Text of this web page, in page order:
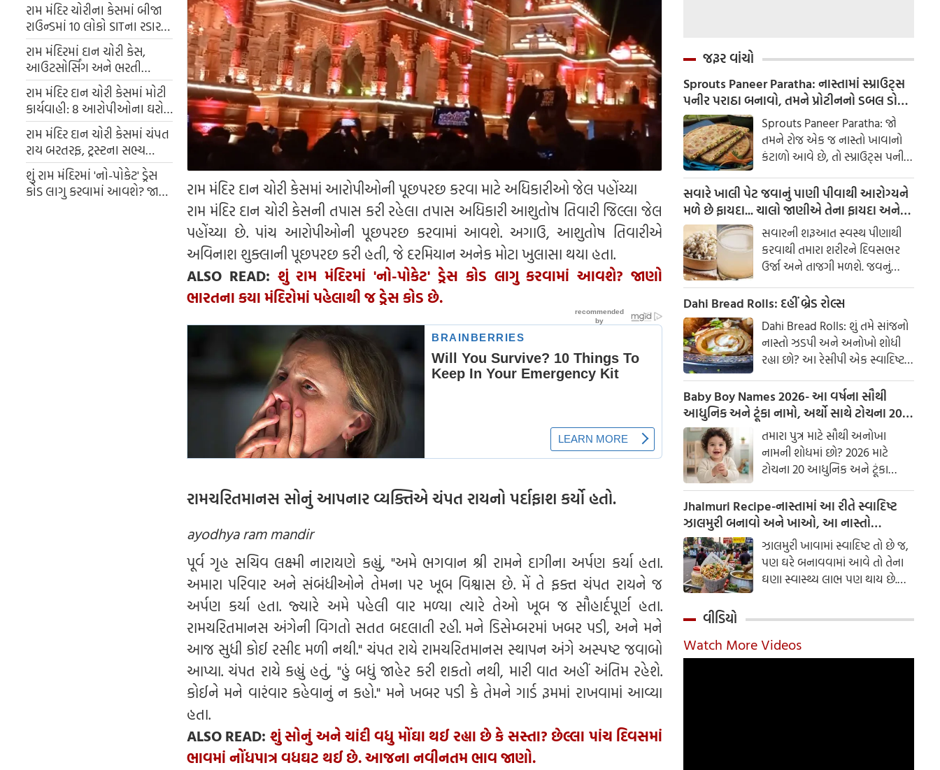
રામ મંદિર ચોરીના કેસમાં બીજા
રાઉન્ડમાં 10 લોકો SITના રડાર
પર, અનિલ મિશ્રાની કરવામાં
આવશે પૂછપરછ, ચંપત રાયની
ફરી પૂછપરછ
રામ મંદિરમાં દાન ચોરી કેસ,
આઉટસોર્સિંગ અને ભરતી
પ્રક્રિયામાં વારાણસી કનેક્શન
બહાર આવ્યું છે.
રામ મંદિર દાન ચોરી કેસમાં મોટી
કાર્યવાહી: 8 આરોપીઓના ઘરો
પર ઝડપી દરોડા, ₹80 લાખ
રોકડા મળી આવ્યા
રામ મંદિર દાન ચોરી કેસમાં ચંપત
રાય બરતરફ, ટ્રસ્ટના સભ્ય
અનિલ મિશ્રાએ પણ રાજીનામું
આપ્યું
શું રામ મંદિરમાં 'નો-પોકેટ' ડ્રેસ
કોડ લાગુ કરવામાં આવશે? જાણો
રામ મંદિર દાન ચોરી કેસમાં આરોપીઓની પૂછપરછ કરવા માટે અધિકારીઓ જેલ પહોંચ્યા
રામ મંદિર દાન ચોરી કેસની તપાસ કરી રહેલા તપાસ અધિકારી આશુતોષ તિવારી જિલ્લા જેલ
પહોંચ્યા છે. પાંચ આરોપીઓની પૂછપરછ કરવામાં આવશે. અગાઉ, આશુતોષ તિવારીએ
અવિનાશ શુક્લાની પૂછપરછ કરી હતી, જે દરમિયાન અનેક મોટા ખુલાસા થયા હતા.
ALSO READ: શું રામ મંદિરમાં 'નો-પોકેટ' ડ્રેસ કોડ લાગુ કરવામાં આવશે? જાણો
ભારતના કયા મંદિરોમાં પહેલાથી જ ડ્રેસ કોડ છે.
રામચરિતમાનસ સોનું આપનાર વ્યક્તિએ ચંપત રાયનો પર્દાફાશ કર્યો હતો.
ayodhya ram mandir
પૂર્વ ગૃહ સચિવ લક્ષ્મી નારાયણે કહ્યું, "અમે ભગવાન શ્રી રામને દાગીના અર્પણ કર્યા હતા.
અમારા પરિવાર અને સંબંધીઓને તેમના પર ખૂબ વિશ્વાસ છે. મેં તે ફક્ત ચંપત રાયને જ
અર્પણ કર્યા હતા. જ્યારે અમે પહેલી વાર મળ્યા ત્યારે તેઓ ખૂબ જ સૌહાર્દપૂર્ણ હતા.
રામચરિતમાનસ અંગેની વિગતો સતત બદલાતી રહી. મને ડિસેમ્બરમાં ખબર પડી, અને મને
આજ સુધી કોઈ રસીદ મળી નથી." ચંપત રાયે રામચરિતમાનસ સ્થાપન અંગે અસ્પષ્ટ જવાબો
આપ્યા. ચંપત રાયે કહ્યું હતું, "હું બધું જાહેર કરી શકતો નથી, મારી વાત અહીં અંતિમ રહેશે.
કોઈને મને વારંવાર કહેવાનું ન કહો." મને ખબર પડી કે તેમને ગાર્ડ રૂમમાં રાખવામાં આવ્યા
હતા.
ALSO READ: શું સોનું અને ચાંદી વધુ મોંઘા થઈ રહ્યા છે કે સસ્તા? છેલ્લા પાંચ દિવસમાં
ભાવમાં નોંધપાત્ર વધઘટ થઈ છે. આજના નવીનતમ ભાવ જાણો.
જરૂર વાંચો
Sprouts Paneer Paratha: નાસ્તામાં સ્પ્રાઉટ્સ
પનીર પરાઠા બનાવો, તમને પ્રોટીનનો ડબલ ડોઝ
મળશે
Sprouts Paneer Paratha: જો
તમને રોજ એક જ નાસ્તો ખાવાનો
કંટાળો આવે છે, તો સ્પ્રાઉટ્સ પનીર
પરાઠા બનાવવાનો પ્રયાસ કરો. તે
માત્ર સ્વાદિષ્ટ જ નથી પણ તમારા
સ્વાસ્થ્ય માટે અતિ ફાયદાકારક પણ
સવારે ખાલી પેટ જવાનું પાણી પીવાથી આરોગ્યને
મળે છે ફાયદા... ચાલો જાણીએ તેના ફાયદા અને
ઉપયોગ કરવાની યોગ્ય રીતસવારની શરૂઆત સ્વસ્થ પીણાથી
કરવાથી તમારા શરીરને દિવસભર
ઉર્જા અને તાજગી મળશે. જવનું
પાણી એક ઉત્તમ ઘરેલું ઉપાય
માનવામાં આવે છે, જે ખાસ કરીને
ઉનાળામાં ઠંડક આપે છે
Dahi Bread Rolls: દહીં બ્રેડ રોલ્સ
Dahi Bread Rolls: શું તમે સાંજનો
નાસ્તો ઝડપી અને અનોખો શોધી
રહ્યા છો? આ રેસીપી એક સ્વાદિષ્ટ
વિકલ્પ આપે છે જે બહારથી ક્રિસ્પી
અને અંદરથી અતિ નરમ છે. મસાલા
અને ક્રીમી ટેક્સચરનું સંપૂર્ણ મિશ્રણ
તેને બધી ઉંમરના લોકોમાં પ્રિય
બનાવે છે.
Baby Boy Names 2026- આ વર્ષના સૌથી
આધુનિક અને ટૂંકા નામો, અર્થો સાથે ટોચના 20
નામોની યાદી જુઓ.તમારા પુત્ર માટે સૌથી અનોખા
નામની શોધમાં છો? 2026 માટે
ટોચના 20 આધુનિક અને ટૂંકા
બાળક છોકરાના નામોની યાદી
તપાસો, અર્થો સાથે, જે તમારા
બાળકને એક સુંદર ઓળખ આપશે.
Jhalmuri Recipe-નાસ્તામાં આ રીતે સ્વાદિષ્ટ
ઝાલમુરી બનાવો અને ખાઓ, આ નાસ્તો
મસાલેદાર અને સ્વાદિષ્ટ છે.ઝાલમુરી ખાવામાં સ્વાદિષ્ટ તો છે જ,
પણ ઘરે બનાવવામાં આવે તો તેના
ઘણા સ્વાસ્થ્ય લાભ પણ થાય છે.
વીડિયો
Watch More Videos